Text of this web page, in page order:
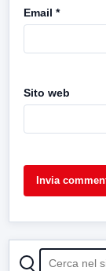
Email *
Sito web
CERCA